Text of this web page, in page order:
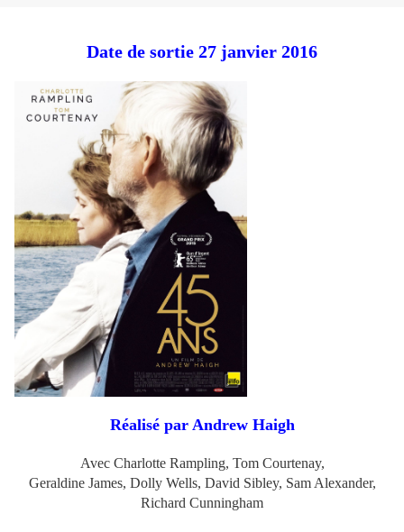
Date de sortie 27 janvier 2016
Réalisé par Andrew Haigh
Avec Charlotte Rampling, Tom Courtenay,
Geraldine James, Dolly Wells, David Sibley, Sam Alexander,
Richard Cunningham